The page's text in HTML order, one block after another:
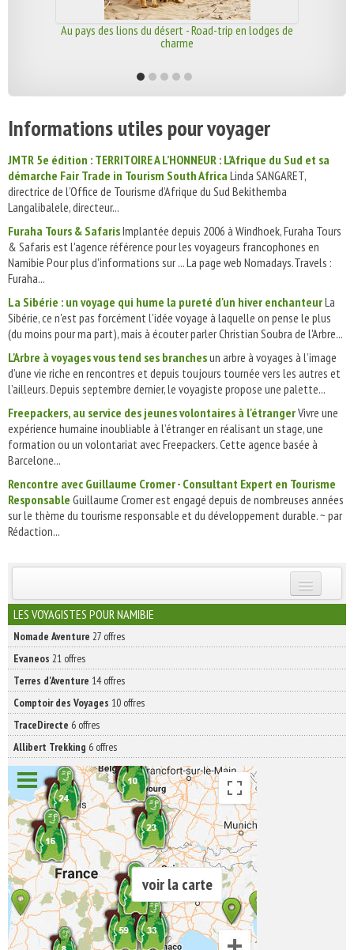
Au pays des lions du désert - Road-trip en lodges de
charme
Informations utiles pour voyager
JMTR 5e édition : TERRITOIRE A L’HONNEUR : L’Afrique du Sud et sa
démarche Fair Trade in Tourism South Africa Linda SANGARET,
directrice de l’Office de Tourisme d’Afrique du Sud Bekithemba
Langalibalele, directeur...
Furaha Tours & SafarisImplantée depuis 2006 à Windhoek, Furaha Tours
& Safaris est l'agence référence pour les voyageurs francophones en
Namibie Pour plus d'informations sur ... La page web Nomadays.Travels :
Furaha...
La Sibérie : un voyage qui hume la pureté d'un hiver enchanteurLa
Sibérie, ce n'est pas forcément l'idée voyage à laquelle on pense le plus
(du moins pour ma part), mais à écouter parler Christian Soubra de l'Arbre...
L'Arbre à voyages vous tend ses branchesun arbre à voyages à l’image
d’une vie riche en rencontres et depuis toujours tournée vers les autres et
l’ailleurs. Depuis septembre dernier, le voyagiste propose une palette...
Freepackers, au service des jeunes volontaires à l'étrangerVivre une
expérience humaine inoubliable à l’étranger en réalisant un stage, une
formation ou un volontariat avec Freepackers. Cette agence basée à
Barcelone...
Rencontre avec Guillaume Cromer - Consultant Expert en Tourisme
Responsable Guillaume Cromer est engagé depuis de nombreuses années
sur le thème du tourisme responsable et du développement durable. ~ par
Rédaction...
INSCRIVEZ-VOUS | ABONNEZ-VOUS
LES VOYAGISTES POUR NAMIBIE
Nomade Aventure 27 offres
Evaneos 21 offres
Terres d'Aventure 14 offres
Comptoir des Voyages 10 offres
TraceDirecte 6 offres
Allibert Trekking 6 offres
voir la carte